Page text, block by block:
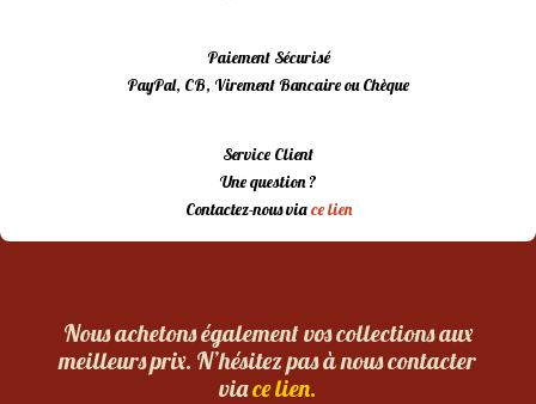
Paiement Sécurisé
PayPal, CB, Virement Bancaire ou Chèque
Service Client
Une question ?
Contactez-nous viace lien
Nous achetons également vos collections aux
meilleurs prix. N’hésitez pas à nous contacter
viace lien.